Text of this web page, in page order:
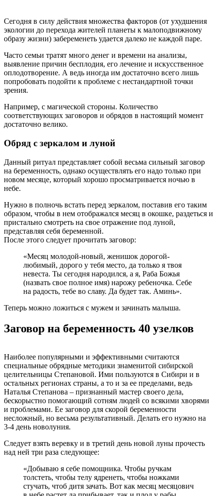
Сегодня в силу действия множества факторов (от ухудшения
экологии до перехода жителей планеты к малоподвижному
образу жизни) забеременеть удается далеко не каждой паре.
Часто семьи тратят много денег и времени на анализы,
выявление причин бесплодия, его лечение и искусственное
оплодотворение. А ведь иногда им достаточно всего лишь
попробовать подойти к проблеме с нестандартной точки
зрения.
Например, с магической стороны. Количество
соответствующих заговоров и обрядов в настоящий момент
достаточно велико.
Обряд с зеркалом и луной
Данный ритуал представляет собой весьма сильный заговор
на беременность, однако осуществлять его надо только при
новом месяце, который хорошо просматривается ночью в
небе.
Нужно в полночь встать перед зеркалом, поставив его таким
образом, чтобы в нем отображался месяц в окошке, раздеться и
пристально смотреть на свое отражение под луной,
представляя себя беременной.
После этого следует прочитать заговор:
«Месяц молодой-новый, женишок дорогой-
любимый, дорого у тебя место, да только я твоя
невеста. Ты сегодня народился, а я, Раба Божья
(назвать свое полное имя) нарожу ребеночка. Себе
на радость, тебе во славу. Да будет так. Аминь».
Теперь можно ложиться с мужем и зачинать малыша.
Заговор на беременность 40 узелков
Наиболее популярными и эффективными считаются
специальные обрядные методики знаменитой сибирской
целительницы Степановой. Ими пользуются в Сибири и в
остальных регионах страны, а то и за ее пределами, ведь
Наталья Степанова – признанный мастер своего дела,
бескорыстно помогающий сотням людей со всякими хворями
и проблемами. Ее заговор для скорой беременности
несложный, но весьма результативный. Делать его нужно на
3-4 день новолуния.
Следует взять веревку и в третий день новой луны прочесть
над ней три раза следующее:
«Добываю я себе помощника. Чтобы ручкам
толстеть, чтобы телу ядренеть, чтобы ножками
стучать, чтоб дитя зачать. Вот как месяц месяцович